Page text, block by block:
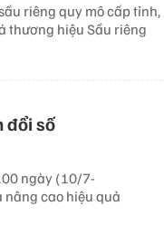
riêng quy mô cấp tỉnh,
thương hiệu Sầu riêng
đổi số
ngày (10/7-
cao hiệu quả